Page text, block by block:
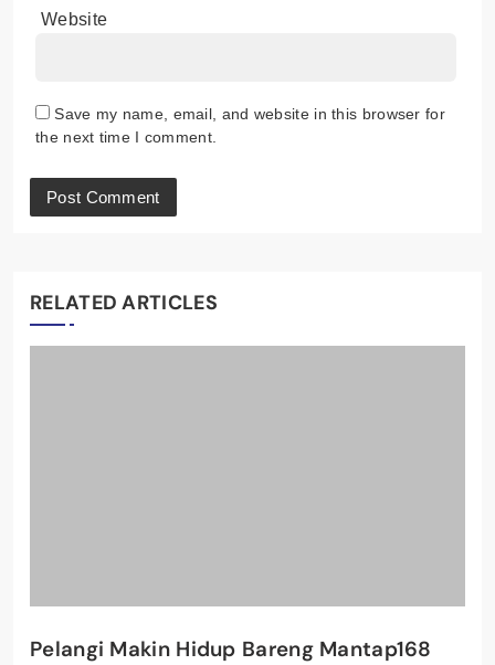
Website
Save my name, email, and website in this browser for
the next time I comment.
RELATED ARTICLES
Pelangi Makin Hidup Bareng Mantap168